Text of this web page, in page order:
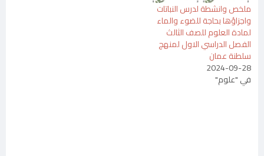
ملخص وانشطة لدرس النباتات
واجزاؤها بحاجة للضوء والماء
لمادة العلوم للصف الثالث
الفصل الدراسي الاول لمنهج
سلطنة عمان
2024-09-28
في "علوم"